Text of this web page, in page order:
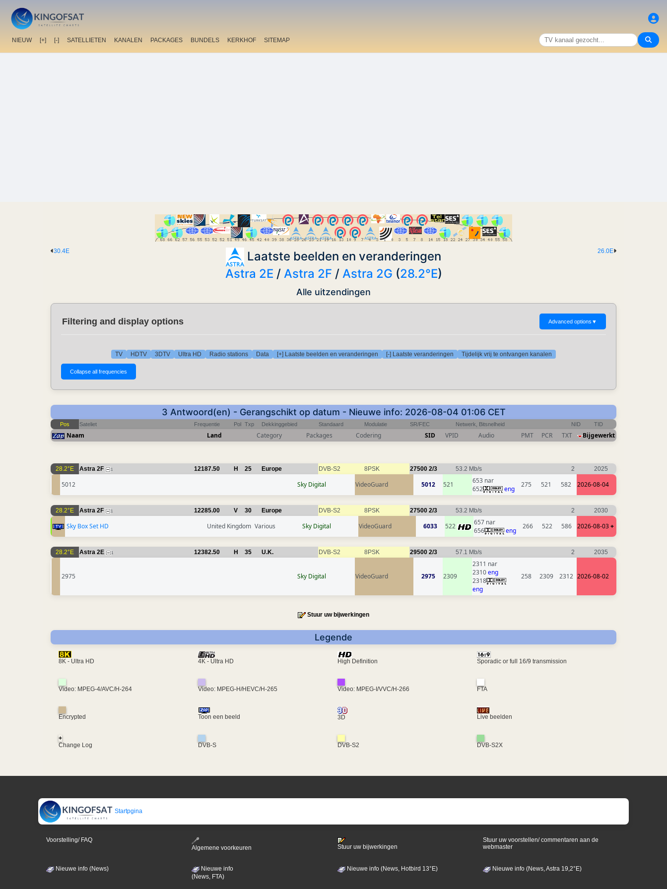
NIEUW [+] [-] SATELLIETEN KANALEN PACKAGES BUNDELS KERKHOF SITEMAP
26.0E
30.4E
Laatste beelden en veranderingen
Astra 2E / Astra 2F / Astra 2G (28.2°E)
Alle uitzendingen
Filtering and display options Advanced options ▼
TV HDTV 3DTV Ultra HD Radio stations Data [+] Laatste beelden en veranderingen [-] Laatste veranderingen Tijdelijk vrij te ontvangen kanalen
3 Antwoord(en) - Gerangschikt op datum - Nieuwe info: 2026-08-04 01:06 CET
Pos Sateliet Frequentie Pol Txp Dekkinggebied Standaard Modulatie SR/FEC Netwerk, Bitsnelheid NID TID
Naam Land Category Packages Codering SID VPID Audio PMT PCR TXT Bijgewerkt
28.2°E Astra 2F 1 12187.50 H 25 Europe DVB-S2 8PSK 27500 2/3 53.2 Mb/s 2 2025
5012 Sky Digital VideoGuard 5012 521
653 nar
652
eng
275 521 582 2026-08-04
28.2°E Astra 2F 1 12285.00 V 30 Europe DVB-S2 8PSK 27500 2/3 53.2 Mb/s 2 2030
Sky Box Set HD United Kingdom Various Sky Digital VideoGuard 6033 522
657 nar
656
eng
266 522 586 2026-08-03+
28.2°E Astra 2E 1 12382.50 H 35 U.K. DVB-S2 8PSK 29500 2/3 57.1 Mb/s 2 2035
2975 Sky Digital VideoGuard 2975 2309
2311 nar
2310eng
2318
eng
258 2309 2312 2026-08-02
Stuur uw bijwerkingen
Legende
8K - Ultra HD 4K - Ultra HD High Definition Sporadic or full 16/9 transmission
Video: MPEG-4/AVC/H-264 Video: MPEG-H/HEVC/H-265 Video: MPEG-I/VVC/H-266 FTA
Encrypted Toon een beeld 3D Live beelden
+
Change Log
DVB-S DVB-S2 DVB-S2X
Startpgina
Voorstelling/ FAQ
Algemene voorkeuren
Stuur uw bijwerkingen
Stuur uw voorstellen/ commentaren aan de
webmaster
Nieuwe info (News)
Nieuwe info
(News, FTA)
Nieuwe info (News, Hotbird 13°E) Nieuwe info (News, Astra 19,2°E)